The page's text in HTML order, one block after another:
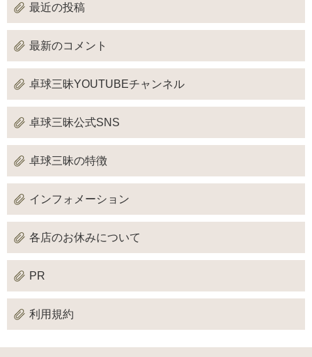
最近の投稿
最新のコメント
卓球三昧YOUTUBEチャンネル
卓球三昧公式SNS
卓球三昧の特徴
インフォメーション
各店のお休みについて
PR
利用規約